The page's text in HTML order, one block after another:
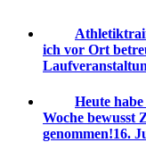
ich vor Ort
Heute
Woche
genommen!16.